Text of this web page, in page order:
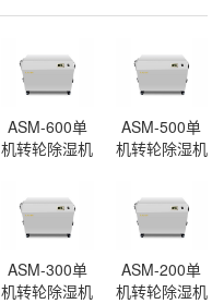
ASM-600单
机转轮除湿机
ASM-500单
机转轮除湿机
ASM-300单
机转轮除湿机
ASM-200单
机转轮除湿机